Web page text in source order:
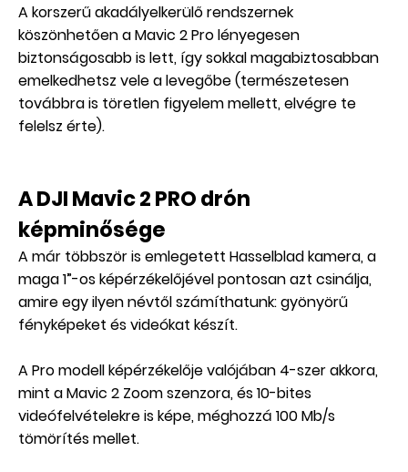
A korszerű akadályelkerülő rendszernek
köszönhetően a Mavic 2 Pro lényegesen
biztonságosabb is lett, így sokkal magabiztosabban
emelkedhetsz vele a levegőbe (természetesen
továbbra is töretlen figyelem mellett, elvégre te
felelsz érte).
A DJI Mavic 2 PRO drón
képminősége
A már többször is emlegetett Hasselblad kamera, a
maga 1”-os képérzékelőjével pontosan azt csinálja,
amire egy ilyen névtől számíthatunk: gyönyörű
fényképeket és videókat készít.
A Pro modell képérzékelője valójában 4-szer akkora,
mint a Mavic 2 Zoom szenzora, és 10-bites
videófelvételekre is képe, méghozzá 100 Mb/s
tömörítés mellet.